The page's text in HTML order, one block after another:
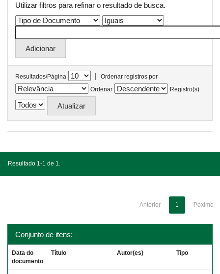
Utilizar filtros para refinar o resultado de busca.
Resultados/Página |
Ordenar registros por
Ordenar
Registro(s)
Resultado 1-1 de 1.
Anterior 1 Póximo
Conjunto de itens:
Data do
documento
Título Autor(es) Tipo